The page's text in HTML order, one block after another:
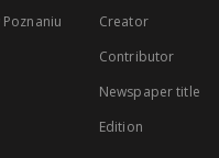
Creator
Contributor
Newspaper title
Edition